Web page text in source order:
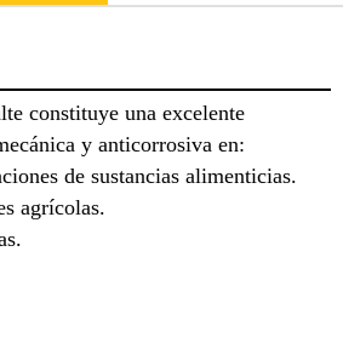
constituye una excelente
y anticorrosiva en:
de sustancias alimenticias.
agrícolas.